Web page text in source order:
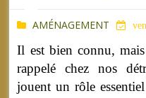
AMÉNAGEMENT
Il est bien connu, mais
rappelé chez nos
jouent un rôle